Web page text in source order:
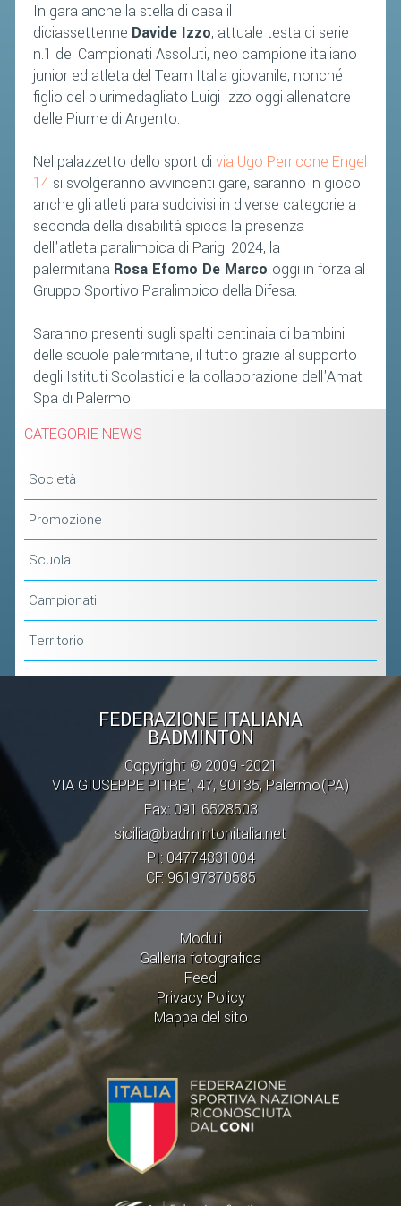
In gara anche la stella di casa il
diciassettenne Davide Izzo, attuale testa di serie
n.1 dei Campionati Assoluti, neo campione italiano
junior ed atleta del Team Italia giovanile, nonché
figlio del plurimedagliato Luigi Izzo oggi allenatore
delle Piume di Argento.
Nel palazzetto dello sport di via Ugo Perricone Engel
14 si svolgeranno avvincenti gare, saranno in gioco
anche gli atleti para suddivisi in diverse categorie a
seconda della disabilità spicca la presenza
dell'atleta paralimpica di Parigi 2024, la
palermitana Rosa Efomo De Marco oggi in forza al
Gruppo Sportivo Paralimpico della Difesa.
Saranno presenti sugli spalti centinaia di bambini
delle scuole palermitane, il tutto grazie al supporto
degli Istituti Scolastici e la collaborazione dell'Amat
Spa di Palermo.
CATEGORIE NEWS
Società
Promozione
Scuola
Campionati
Territorio
FEDERAZIONE ITALIANA
BADMINTON
Copyright © 2009 -2021
VIA GIUSEPPE PITRE', 47, 90135, Palermo(PA)
Fax: 091 6528503
sicilia@badmintonitalia.net
PI: 04774831004
CF: 96197870585
Moduli
Galleria fotografica
Feed
Privacy Policy
Mappa del sito